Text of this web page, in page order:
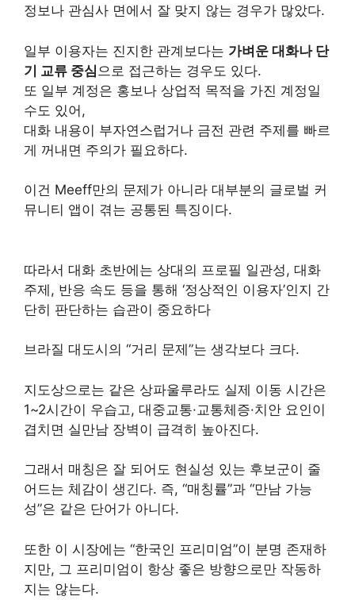
정보나 관심사 면에서 잘 맞지 않는 경우가 많았다.
일부 이용자는 진지한 관계보다는 가벼운 대화나 단
기 교류 중심 으로 접근하는 경우도 있다.
또 일부 계정은 홍보나 상업적 목적을 가진 계정일
수도 있어,
대화 내용이 부자연스럽거나 금전 관련 주제를 빠르
게 꺼내면 주의가 필요하다.
이건 Meeff만의 문제가 아니라 대부분의 글로벌 커
뮤니티 앱이 겪는 공통된 특징이다.
따라서 대화 초반에는 상대의 프로필 일관성, 대화
주제, 반응 속도 등을 통해 ‘정상적인 이용자’인지 간
단히 판단하는 습관이 중요하다
브라질 대도시의 “거리 문제”는 생각보다 크다.
지도상으로는 같은 상파울루라도 실제 이동 시간은
1~2시간이 우습고, 대중교통·교통체증·치안 요인이
겹치면 실만남 장벽이 급격히 높아진다.
그래서 매칭은 잘 되어도 현실성 있는 후보군이 줄
어드는 체감이 생긴다. 즉, “매칭률”과 “만남 가능
성”은 같은 단어가 아니다.
또한 이 시장에는 “한국인 프리미엄”이 분명 존재하
지만, 그 프리미엄이 항상 좋은 방향으로만 작동하
지는 않는다.